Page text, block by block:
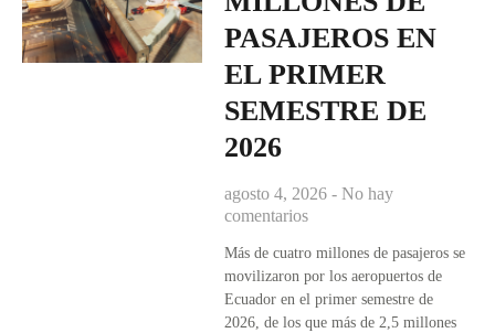
PASAJEROS EN
EL PRIMER
SEMESTRE DE
2026
agosto 4, 2026 No hay
comentarios
Más de cuatro millones de pasajeros se
movilizaron por los aeropuertos de
Ecuador en el primer semestre de
2026, de los que más de 2,5 millones